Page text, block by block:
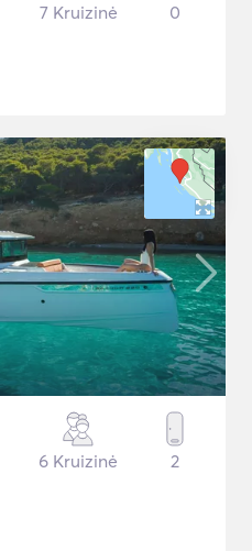
7 Kruizinė 0
6 Kruizinė 2